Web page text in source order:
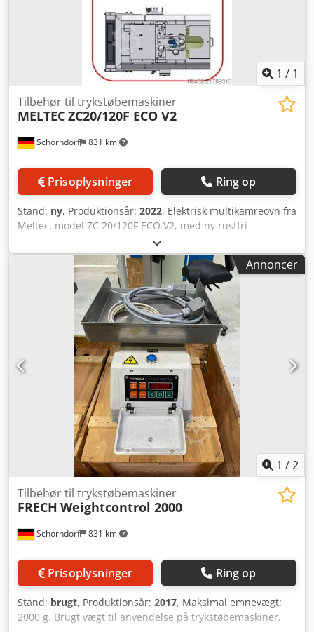
udførelse nødvendig Egnet til DAW 80F / W80Zn Dcodpfx
Ajy E Tyhjm Rek Et ovnkontrolskab kan leveres ved behov.
1 / 1
Schorndorf 831 km
Tilbehør til trykstøbemaskiner
MELTECZC20/120F ECO V2
Prisoplysninger Ring op
Stand: ny, Produktionsår: 2022, Elektrisk multikamreovn fra
Meltec, model ZC 20/120F ECO V2, med ny rustfri
stålsmeltekrydse, isoleret digellåg og understel.
Digelkapacitet: 420,0 kg/Zn Smelteeffekt: 120,0 kg/Zn/time
Tilslutningseffekt: 21,5 kW Model: ZC 20/120 F ECO V2
EcoMelTec-ovnen kombinerer fordelene ved den
gennemprøvede multikammer varmeholdende og
smelteovn med mange nyudviklede funktioner og
energibesparelsespotentialer: - God adgang til rengøring
takket være fleksibelt monterbare klaplåg Dedpfxsy E Tybs
Am Rjck - Nyt pumpedesign muliggør længere
rengøringsintervaller - Opsamlingsbakke til slagger – letter
rengøringen af smeltebadet - Symmetrisk ovndesign –
ingen højre/venstre-version nødvendig Passer til DAW 20F /
W20Zn Et ovnskab kan leveres efter behov.
Annoncer
1 /2
Schorndorf 831 km
Tilbehør til trykstøbemaskiner
FRECH Weightcontrol 2000
Prisoplysninger Ring op
Stand: brugt, Produktionsår: 2017, Maksimal emnevægt:
2000 g. Brugt vægt til anvendelse på trykstøbemaskiner,